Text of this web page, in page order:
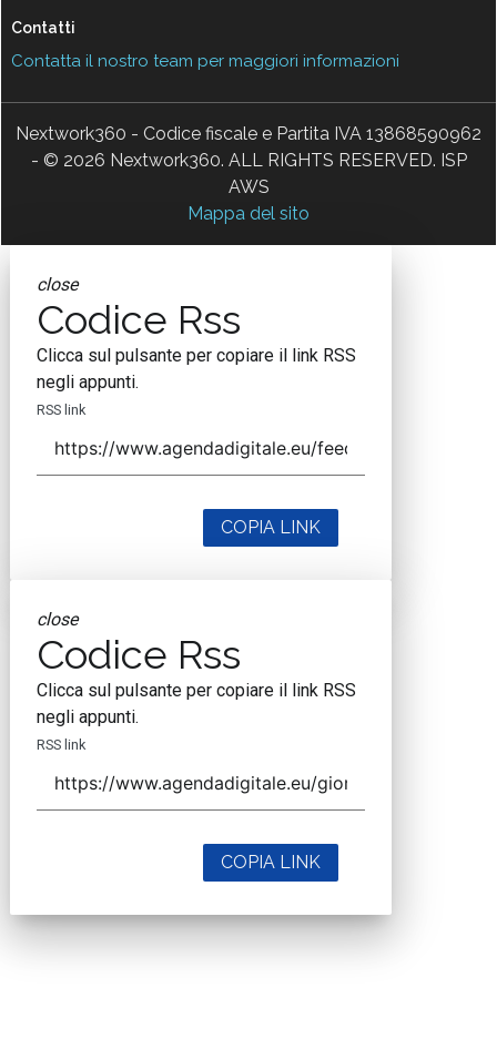
Contatti
Contatta il nostro team per maggiori informazioni
Nextwork360 - Codice fiscale e Partita IVA 13868590962
- © 2026 Nextwork360. ALL RIGHTS RESERVED. ISP
AWS
Mappa del sito
close
Codice Rss
Clicca sul pulsante per copiare il link RSS
negli appunti.
RSS link
COPIA LINK
close
Codice Rss
Clicca sul pulsante per copiare il link RSS
negli appunti.
RSS link
COPIA LINK